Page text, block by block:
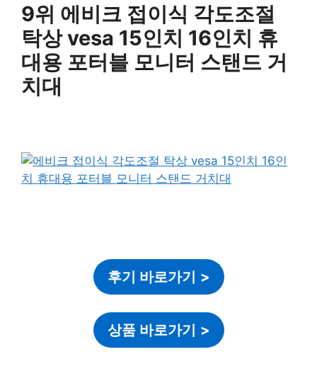
9위 에비크 접이식 각도조절
탁상 vesa 15인치 16인치 휴
대용 포터블 모니터 스탠드 거
치대
후기 바로가기 >
상품 바로가기 >